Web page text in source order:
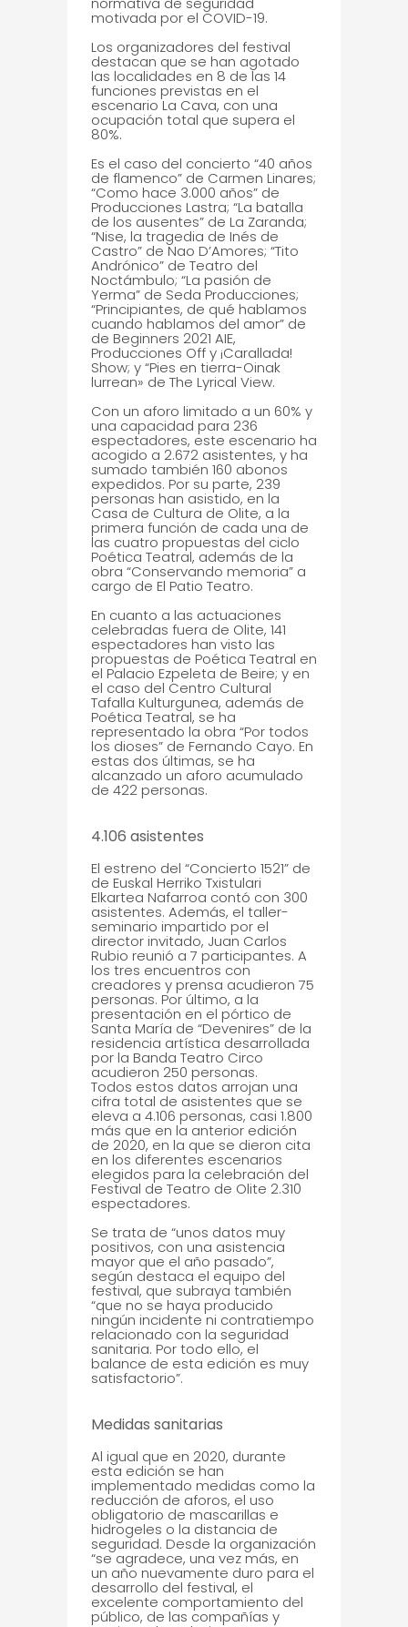
motivada por el COVID-19.
Los organizadores del festival
destacan que se han agotado
las localidades en 8 de las 14
funciones previstas en el
escenario La Cava, con una
ocupación total que supera el
80%.
Es el caso del concierto “40 años
de flamenco” de Carmen Linares;
“Como hace 3.000 años” de
Producciones Lastra; “La batalla
de los ausentes” de La Zaranda;
“Nise, la tragedia de Inés de
Castro” de Nao D’Amores; “Tito
Andrónico” de Teatro del
Noctámbulo; “La pasión de
Yerma” de Seda Producciones;
“Principiantes, de qué hablamos
cuando hablamos del amor” de
de Beginners 2021 AIE,
Producciones Off y ¡Carallada!
Show; y “Pies en tierra-Oinak
lurrean» de The Lyrical View.
Con un aforo limitado a un 60% y
una capacidad para 236
espectadores, este escenario ha
acogido a 2.672 asistentes, y ha
sumado también 160 abonos
expedidos. Por su parte, 239
personas han asistido, en la
Casa de Cultura de Olite, a la
primera función de cada una de
las cuatro propuestas del ciclo
Poética Teatral, además de la
obra “Conservando memoria” a
cargo de El Patio Teatro.
En cuanto a las actuaciones
celebradas fuera de Olite, 141
espectadores han visto las
propuestas de Poética Teatral en
el Palacio Ezpeleta de Beire; y en
el caso del Centro Cultural
Tafalla Kulturgunea, además de
Poética Teatral, se ha
representado la obra “Por todos
los dioses” de Fernando Cayo. En
estas dos últimas, se ha
alcanzado un aforo acumulado
de 422 personas.
4.106 asistentes
El estreno del “Concierto 1521” de
de Euskal Herriko Txistulari
Elkartea Nafarroa contó con 300
asistentes. Además, el taller-
seminario impartido por el
director invitado, Juan Carlos
Rubio reunió a 7 participantes. A
los tres encuentros con
creadores y prensa acudieron 75
personas. Por último, a la
presentación en el pórtico de
Santa María de “Devenires” de la
residencia artística desarrollada
por la Banda Teatro Circo
acudieron 250 personas.
Todos estos datos arrojan una
cifra total de asistentes que se
eleva a 4.106 personas, casi 1.800
más que en la anterior edición
de 2020, en la que se dieron cita
en los diferentes escenarios
elegidos para la celebración del
Festival de Teatro de Olite 2.310
espectadores.
Se trata de “unos datos muy
positivos, con una asistencia
mayor que el año pasado”,
según destaca el equipo del
festival, que subraya también
“que no se haya producido
ningún incidente ni contratiempo
relacionado con la seguridad
sanitaria. Por todo ello, el
balance de esta edición es muy
satisfactorio”.
Medidas sanitarias
Al igual que en 2020, durante
esta edición se han
implementado medidas como la
reducción de aforos, el uso
obligatorio de mascarillas e
hidrogeles o la distancia de
seguridad. Desde la organización
“se agradece, una vez más, en
un año nuevamente duro para el
desarrollo del festival, el
excelente comportamiento del
público, de las compañías y